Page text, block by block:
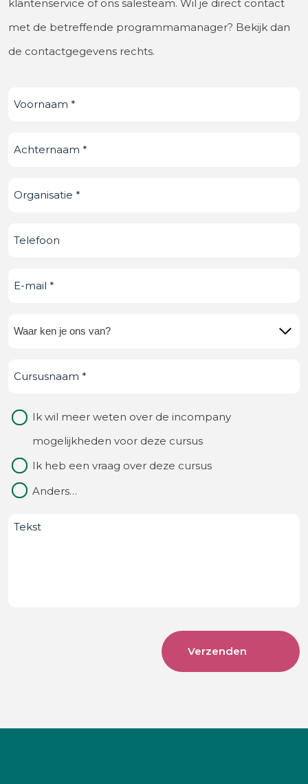
klantenservice of ons salesteam. Wil je direct contact
met de betreffende programmamanager? Bekijk dan
de contactgegevens rechts.
Voornaam (Vereist)
Achternaam (Vereist)
Organisatie(Vereist)
Telefoonnummer
E-
Waar
je
van?
(Vereist)
Cursusnaam (Vereist)
Waarom
contact
Ik wil meer weten over de incompany
mogelijkheden voor deze cursus
Ik heb een vraag over deze cursus
Anders…
Bericht